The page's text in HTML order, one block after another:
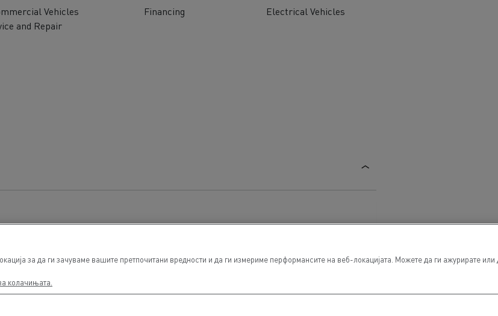
Vehicles
and Repair
Financing Electrical Vehicles
за да ги зачуваме вашите претпочитани вредности и да ги измериме перформансите на веб-локацијата. Можете да ги ажурирате
колачињата.